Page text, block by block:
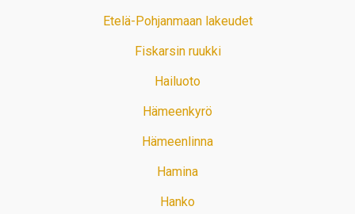
Etelä-Pohjanmaan lakeudet
Fiskarsin ruukki
Hailuoto
Hämeenkyrö
Hämeenlinna
Hamina
Hanko